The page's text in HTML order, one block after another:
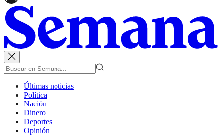
Últimas noticias
Política
Nación
Dinero
Deportes
Opinión